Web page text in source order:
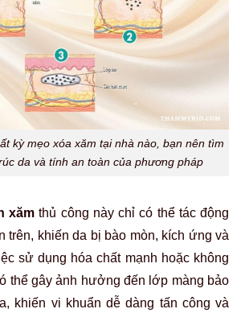
kỳ mẹo xóa xăm tại nhà nào, bạn nên tìm
da và tính an toàn của phương pháp
xăm thủ công này chỉ có thể tác động
trên, khiến da bị bào mòn, kích ứng và
sử dụng hóa chất mạnh hoặc không
thể gây ảnh hưởng đến lớp màng bảo
khiến vi khuẩn dễ dàng tấn công và